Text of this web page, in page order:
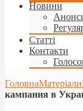
Новини
Статті
Контакти
ГоловнаМатеріали
кампания в